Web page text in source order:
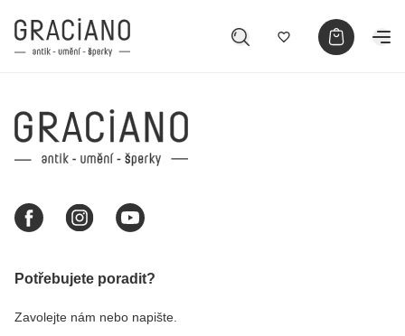
Potřebujete poradit?
Zavolejte nám nebo napište.